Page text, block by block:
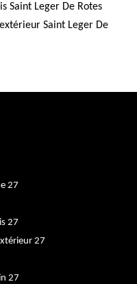
Saint Leger De Rotes
Saint Leger De
27
27
27
27